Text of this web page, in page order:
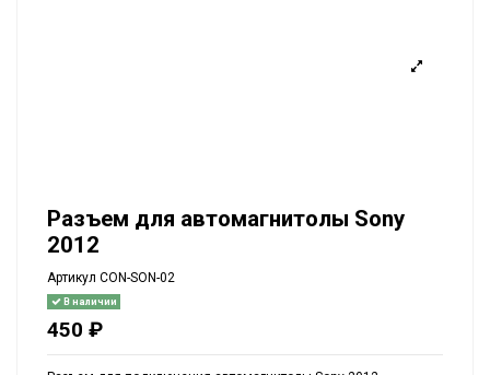
Разъем для автомагнитолы Sony
2012
Артикул CON-SON-02
В наличии
450 ₽